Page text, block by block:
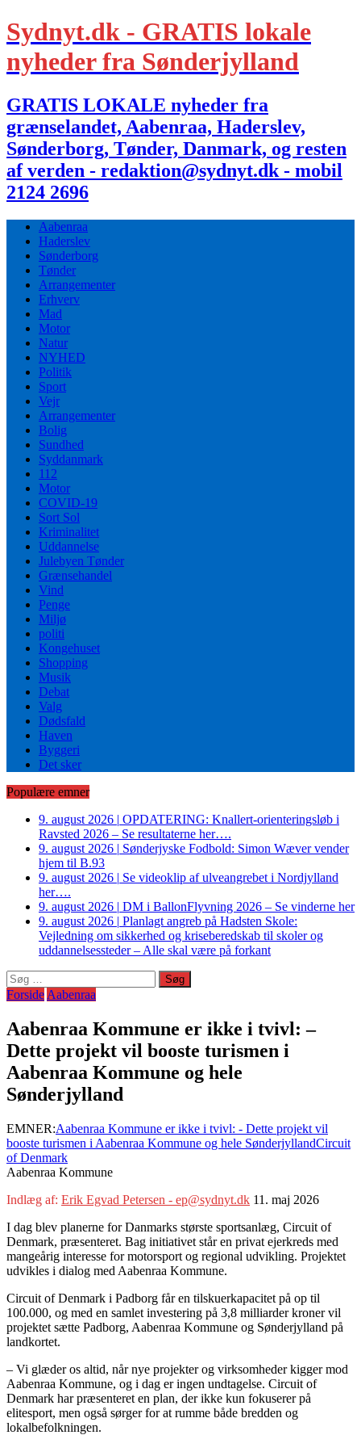
Sydnyt.dk - GRATIS lokale
nyheder fra Sønderjylland
GRATIS LOKALE nyheder fra
grænselandet, Aabenraa, Haderslev,
Sønderborg, Tønder, Danmark, og resten
af verden - redaktion@sydnyt.dk - mobil
2124 2696
Aabenraa
Haderslev
Sønderborg
Tønder
Arrangementer
Erhverv
Mad
Motor
Natur
NYHED
Politik
Sport
Vejr
Arrangementer
Bolig
Sundhed
Syddanmark
112
Motor
COVID-19
Sort Sol
Kriminalitet
Uddannelse
Julebyen Tønder
Grænsehandel
Vind
Penge
Miljø
politi
Kongehuset
Shopping
Musik
Debat
Valg
Dødsfald
Haven
Byggeri
Det sker
Populære emner
9. august 2026 | OPDATERING: Knallert-orienteringsløb i
Ravsted 2026 – Se resultaterne her….
9. august 2026 | Sønderjyske Fodbold: Simon Wæver vender
hjem til B.93
9. august 2026 | Se videoklip af ulveangrebet i Nordjylland
her….
9. august 2026 | DM i BallonFlyvning 2026 – Se vinderne her
9. august 2026 | Planlagt angreb på Hadsten Skole:
Vejledning om sikkerhed og kriseberedskab til skoler og
uddannelsessteder – Alle skal være på forkant
Søg
efter:
Forside Aabenraa
Aabenraa Kommune er ikke i tvivl: –
Dette projekt vil booste turismen i
Aabenraa Kommune og hele
Sønderjylland
EMNER:Aabenraa Kommune er ikke i tvivl: - Dette projekt vil
booste turismen i Aabenraa Kommune og hele SønderjyllandCircuit
of Denmark
Aabenraa Kommune
Indlæg af: Erik Egvad Petersen - ep@sydnyt.dk 11. maj 2026
I dag blev planerne for Danmarks største sportsanlæg, Circuit of
Denmark, præsenteret. Bag initiativet står en privat ejerkreds med
mangeårig interesse for motorsport og regional udvikling. Projektet
udvikles i dialog med Aabenraa Kommune.
Circuit of Denmark i Padborg får en tilskuerkapacitet på op til
100.000, og med en samlet investering på 3,8 milliarder kroner vil
projektet sætte Padborg, Aabenraa Kommune og Sønderjylland på
landkortet.
– Vi glæder os altid, når nye projekter og virksomheder kigger mod
Aabenraa Kommune, og i dag er ingen undtagelse. Circuit of
Denmark har præsenteret en plan, der ikke kun fokuserer på
elitesport, men også sørger for at rumme både bredden og
lokalbefolkningen.